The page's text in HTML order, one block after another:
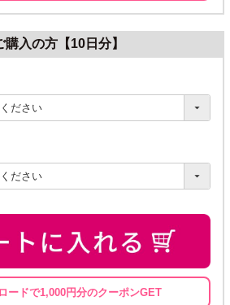
購入の方【10日分】
ードで1,000円分のクーポンGET